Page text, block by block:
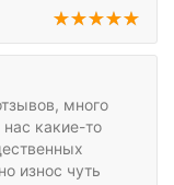
много
нас какие-то
износ чуть